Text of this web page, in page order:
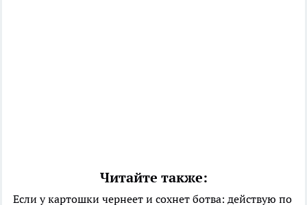
Читайте также:
Если у картошки чернеет и сохнет ботва: действую по